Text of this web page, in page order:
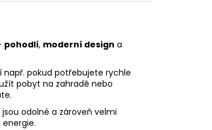
pohodlí, moderní design a
např. pokud potřebujete rychle
pobyt na zahradě nebo
odolné a zároveň velmi